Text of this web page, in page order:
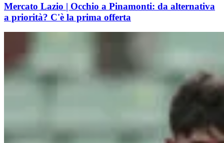
Mercato Lazio | Occhio a Pinamonti: da alternativa
a priorità? C'è la prima offerta